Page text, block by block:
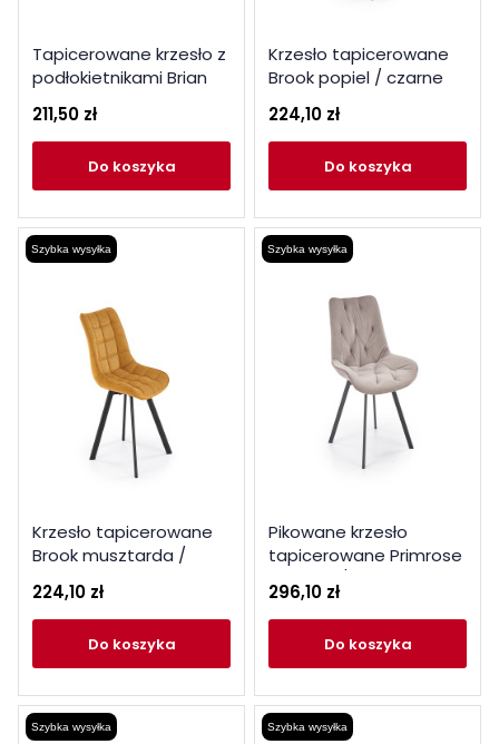
Tapicerowane krzesło z
podłokietnikami Brian
211,50 zł
do koszyka
Krzesło tapicerowane
Brook popiel / czarne
224,10 zł
do koszyka
Szybka wysyłka
Krzesło tapicerowane
Brook musztarda /
224,10 zł
do koszyka
Szybka wysyłka
Pikowane krzesło
tapicerowane Primrose
296,10 zł
do koszyka
Szybka wysyłka Szybka wysyłka